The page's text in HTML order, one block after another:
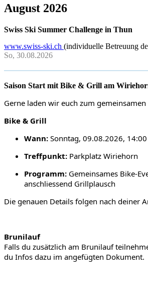
August 2026
Swiss Ski Summer Challenge in Thun
www.swiss-ski.ch (individuelle Betreuung
So, 30.08.2026
Saison Start mit Bike & Grill am
Gerne laden wir euch zum gemeinsamen
Bike & Grill
Wann: Sonntag, 09.08.2026,
Treffpunkt: Parkplatz Wiriehorn
Programm: Gemeinsames Bike-
anschliessend Grillplausch
Die genauen Details folgen nach deiner
Brunilauf
Falls du zusätzlich am Brunilauf
du Infos dazu im angefügten Dokument.